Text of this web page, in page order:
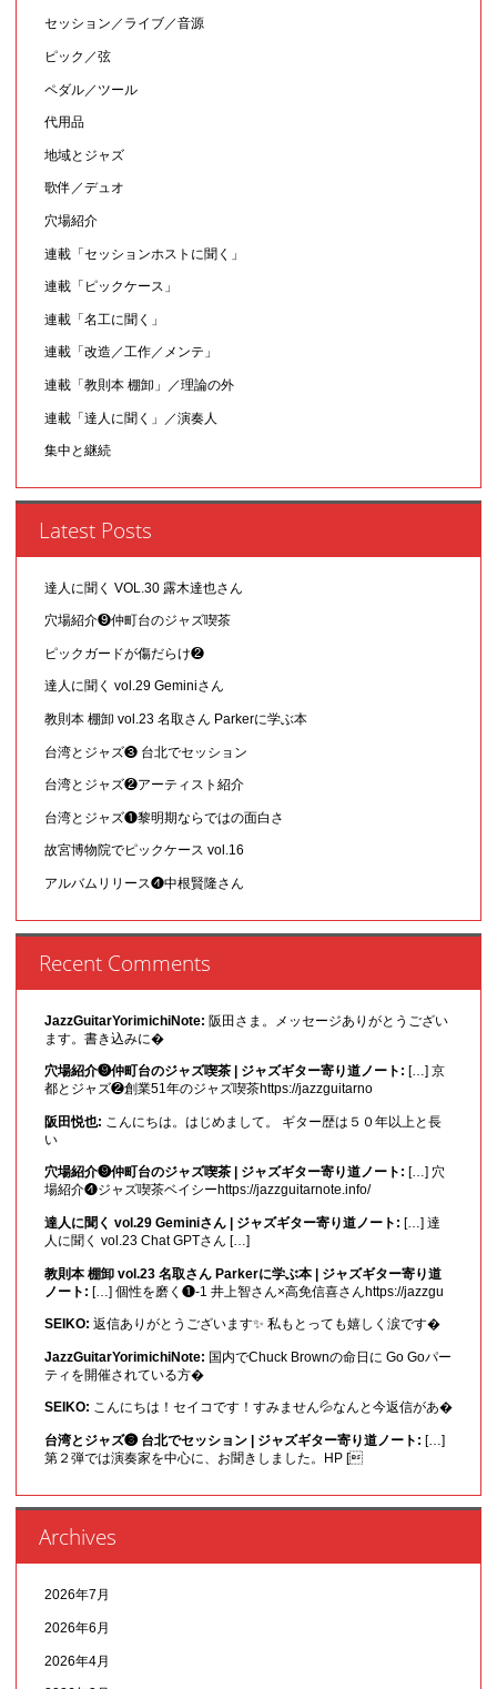
セッション／ライブ／音源
ピック／弦
ペダル／ツール
代用品
地域とジャズ
歌伴／デュオ
穴場紹介
連載「セッションホストに聞く」
連載「ピックケース」
連載「名工に聞く」
連載「改造／工作／メンテ」
連載「教則本 棚卸」／理論の外
連載「達人に聞く」／演奏人
集中と継続
Latest Posts
達人に聞く VOL.30 露木達也さん
穴場紹介❾仲町台のジャズ喫茶
ピックガードが傷だらけ❷
達人に聞く vol.29 Geminiさん
教則本 棚卸 vol.23 名取さん Parkerに学ぶ本
台湾とジャズ❸ 台北でセッション
台湾とジャズ❷アーティスト紹介
台湾とジャズ❶黎明期ならではの面白さ
故宮博物院でピックケース vol.16
アルバムリリース❹中根賢隆さん
Recent Comments
JazzGuitarYorimichiNote: 阪田さま。メッセージありがとうござい
ます。書き込みに�
穴場紹介❾仲町台のジャズ喫茶 | ジャズギター寄り道ノート: […] 京
都とジャズ❷創業51年のジャズ喫茶https://jazzguitarno
阪田悦也: こんにちは。はじめまして。 ギター歴は５０年以上と長
い
穴場紹介❾仲町台のジャズ喫茶 | ジャズギター寄り道ノート: […] 穴
場紹介❹ジャズ喫茶ベイシーhttps://jazzguitarnote.info/
達人に聞く vol.29 Geminiさん | ジャズギター寄り道ノート: […] 達
人に聞く vol.23 Chat GPTさん […]
教則本 棚卸 vol.23 名取さん Parkerに学ぶ本 | ジャズギター寄り道
ノート: […] 個性を磨く❶-1 井上智さん×高免信喜さんhttps://jazzgu
SEIKO: 返信ありがとうございます✨ 私もとっても嬉しく涙です�
JazzGuitarYorimichiNote: 国内でChuck Brownの命日に Go Goパー
ティを開催されている方�
SEIKO: こんにちは！セイコです！すみません💦なんと今返信があ�
台湾とジャズ❸ 台北でセッション | ジャズギター寄り道ノート: […]
第２弾では演奏家を中心に、お聞きしました。HP [
Archives
2026年7月
2026年6月
2026年4月